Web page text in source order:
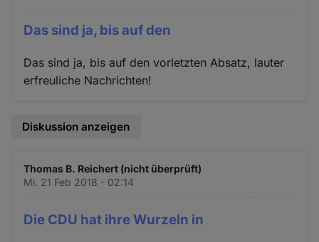
Das sind ja, bis auf den
Das sind ja, bis auf den vorletzten Absatz, lauter
erfreuliche Nachrichten!
Diskussion anzeigen
Thomas B. Reichert (nicht überprüft)
Mi. 21 Feb 2018 - 02:14
Die CDU hat ihre Wurzeln in